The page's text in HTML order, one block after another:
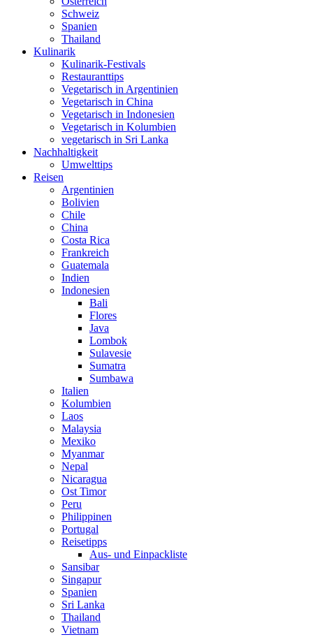
Schweiz
Spanien
Thailand
Kulinarik
Kulinarik-Festivals
Restauranttips
Vegetarisch in Argentinien
Vegetarisch in China
Vegetarisch in Indonesien
Vegetarisch in Kolumbien
vegetarisch in Sri Lanka
Nachhaltigkeit
Umwelttips
Reisen
Argentinien
Bolivien
Chile
China
Costa Rica
Frankreich
Guatemala
Indien
Indonesien
Bali
Flores
Java
Lombok
Sulavesie
Sumatra
Sumbawa
Italien
Kolumbien
Laos
Malaysia
Mexiko
Myanmar
Nepal
Nicaragua
Ost Timor
Peru
Philippinen
Portugal
Reisetipps
Aus- und Einpackliste
Sansibar
Singapur
Spanien
Sri Lanka
Thailand
Vietnam